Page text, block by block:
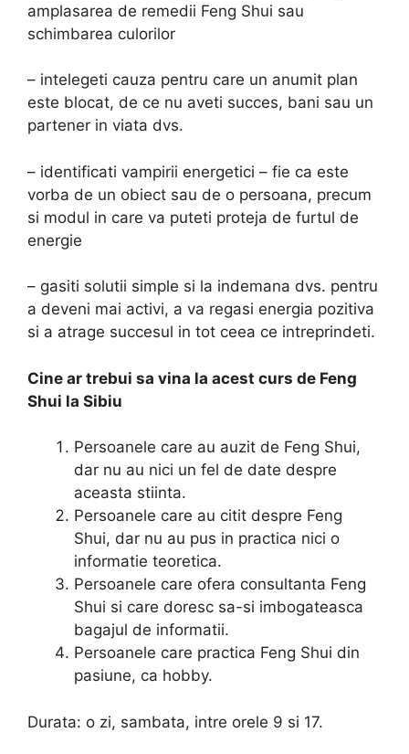
amplasarea de remedii Feng Shui sau
schimbarea culorilor
– intelegeti cauza pentru care un anumit plan
este blocat, de ce nu aveti succes, bani sau un
partener in viata dvs.
– identificati vampirii energetici – fie ca este
vorba de un obiect sau de o persoana, precum
si modul in care va puteti proteja de furtul de
energie
– gasiti solutii simple si la indemana dvs. pentru
a deveni mai activi, a va regasi energia pozitiva
si a atrage succesul in tot ceea ce intreprindeti.
Cine ar trebui sa vina la acest curs de Feng
Shui la Sibiu
Persoanele care au auzit de Feng Shui,
dar nu au nici un fel de date despre
aceasta stiinta.
Persoanele care au citit despre Feng
Shui, dar nu au pus in practica nici o
informatie teoretica.
Persoanele care ofera consultanta Feng
Shui si care doresc sa-si imbogateasca
bagajul de informatii.
Persoanele care practica Feng Shui din
pasiune, ca hobby.
Durata: o zi, sambata, intre orele 9 si 17.